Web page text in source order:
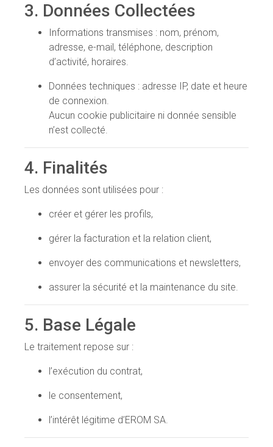
3. Données Collectées
Informations transmises : nom, prénom,
adresse, e-mail, téléphone, description
d’activité, horaires.
Données techniques : adresse IP, date et heure
de connexion.
Aucun cookie publicitaire ni donnée sensible
n’est collecté.
4. Finalités
Les données sont utilisées pour :
créer et gérer les profils,
gérer la facturation et la relation client,
envoyer des communications et newsletters,
assurer la sécurité et la maintenance du site.
5. Base Légale
Le traitement repose sur :
l’exécution du contrat,
le consentement,
l’intérêt légitime d’EROM SA.